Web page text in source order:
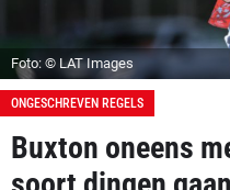
Foto: © LAT Images
ONGESCHREVEN REGELS
Buxton oneens